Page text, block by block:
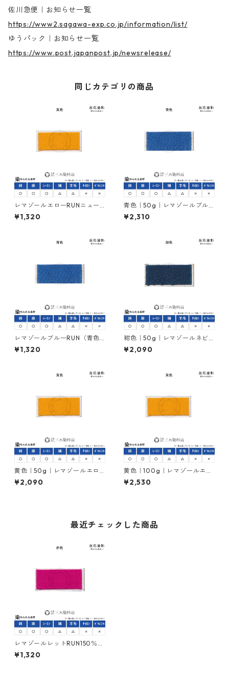
佐川急便｜お知らせ一覧
https://www2.sagawa-exp.co.jp/information/list/
ゆうパック｜お知らせ一覧
https://www.post.japanpost.jp/newsrelease/
同じカテゴリの商品
レマゾールエローRUNニュー
（黄色｜20g）｜反応染料
¥1,320
青色｜50g｜レマゾールブル
ーRUN｜反応染料
¥2,310
レマゾールブルーRUN（青色
｜20g）｜反応染料
¥1,320
紺色｜50g｜レマゾールネビ
ーブルーRUN｜反応染料
¥2,090
黄色｜50g｜レマゾールエロ
ーRUNニュー｜反応染料
¥2,090
黄色｜100g｜レマゾールエロ
ーRUNニュー｜反応染料
¥2,530
最近チェックした商品
レマゾールレットRUN150％
（赤紫色｜20g）｜反応染料
¥1,320